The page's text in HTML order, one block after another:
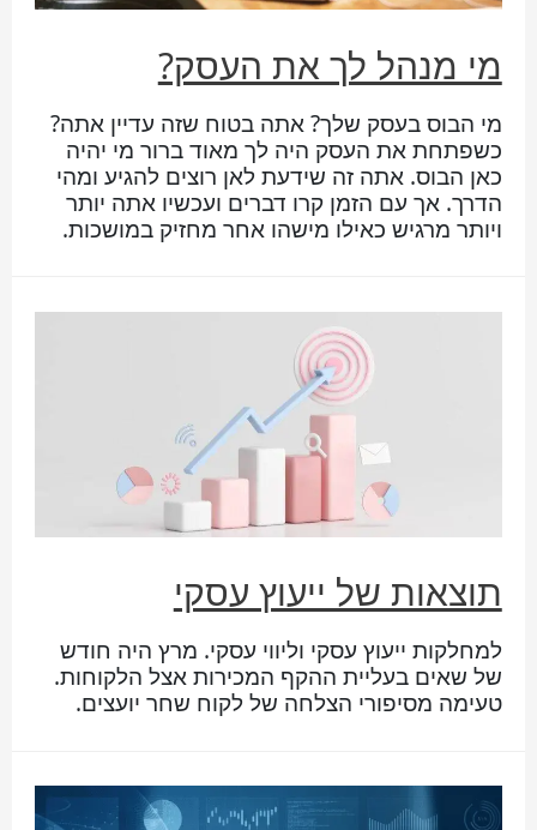
מי מנהל לך את העסק?
מי הבוס בעסק שלך? אתה בטוח שזה עדיין אתה?
כשפתחת את העסק היה לך מאוד ברור מי יהיה
כאן הבוס. אתה זה שידעת לאן רוצים להגיע ומהי
הדרך. אך עם הזמן קרו דברים ועכשיו אתה יותר
ויותר מרגיש כאילו מישהו אחר מחזיק במושכות.
תוצאות של ייעוץ עסקי
למחלקות ייעוץ עסקי וליווי עסקי. מרץ היה חודש
של שאים בעליית ההקף המכירות אצל הלקוחות.
טעימה מסיפורי הצלחה של לקוח שחר יועצים.